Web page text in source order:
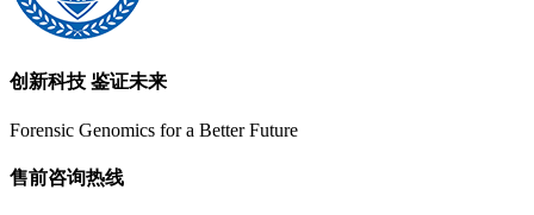
创新科技 鉴证未来
Forensic Genomics for a Better Future
售前咨询热线